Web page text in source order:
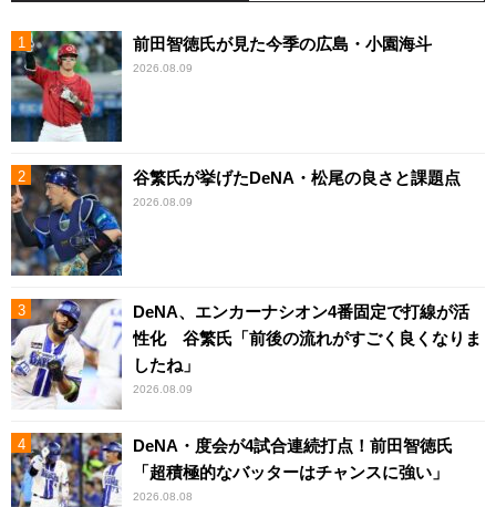
前田智徳氏が見た今季の広島・小園海斗
2026.08.09
谷繁氏が挙げたDeNA・松尾の良さと課題点
2026.08.09
DeNA、エンカーナシオン4番固定で打線が活
性化 谷繁氏「前後の流れがすごく良くなりま
したね」
2026.08.09
DeNA・度会が4試合連続打点！前田智徳氏
「超積極的なバッターはチャンスに強い」
2026.08.08